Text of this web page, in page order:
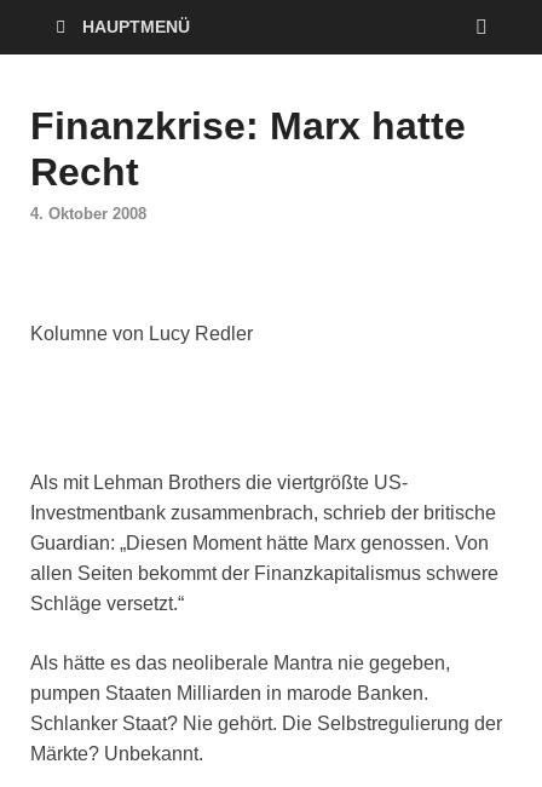
HAUPTMENÜ
Finanzkrise: Marx hatte
Recht
4. Oktober 2008
Kolumne von Lucy Redler
Als mit Lehman Brothers die viertgrößte US-
Investmentbank zusammenbrach, schrieb der britische
Guardian: „Diesen Moment hätte Marx genossen. Von
allen Seiten bekommt der Finanzkapitalismus schwere
Schläge versetzt.“
Als hätte es das neoliberale Mantra nie gegeben,
pumpen Staaten Milliarden in marode Banken.
Schlanker Staat? Nie gehört. Die Selbstregulierung der
Märkte? Unbekannt.